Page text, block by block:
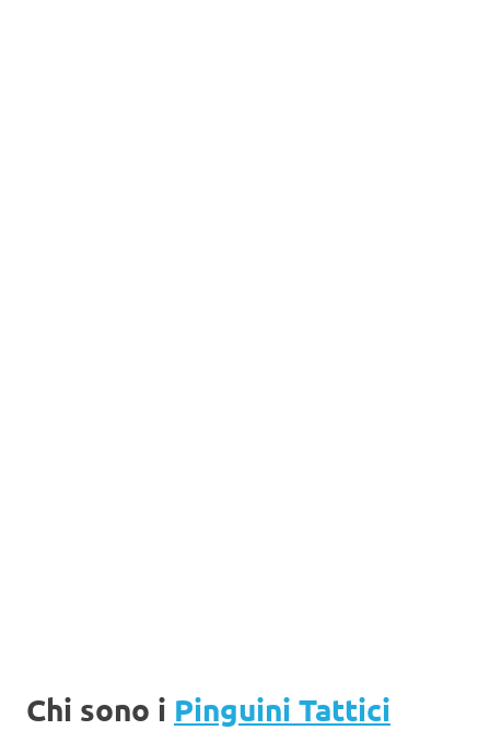
Chi sono i Pinguini Tattici